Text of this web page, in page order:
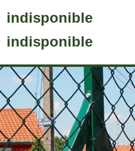
indisponible
indisponible